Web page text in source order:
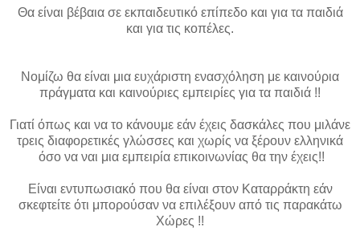
Θα είναι βέβαια σε εκπαιδευτικό επίπεδο και για τα παιδιά
και για τις κοπέλες.
Νομίζω θα είναι μια ευχάριστη ενασχόληση με καινούρια
πράγματα και καινούριες εμπειρίες για τα παιδιά !!
Γιατί όπως και να το κάνουμε εάν έχεις δασκάλες που μιλάνε
τρεις διαφορετικές γλώσσες και χωρίς να ξέρουν ελληνικά
όσο να ναι μια εμπειρία επικοινωνίας θα την έχεις!!
Είναι εντυπωσιακό που θα είναι στον Καταρράκτη εάν
σκεφτείτε ότι μπορούσαν να επιλέξουν από τις παρακάτω
Χώρες !!